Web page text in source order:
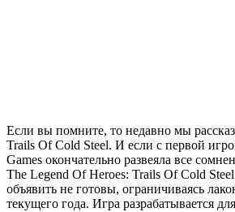
Если вы помните, то недавно мы
Trails Of Cold Steel. И если с первой
Games окончательно развеяла все
The Legend Of Heroes: Trails Of Cold
объявить не готовы, ограничиваясь
текущего года. Игра разрабатывается